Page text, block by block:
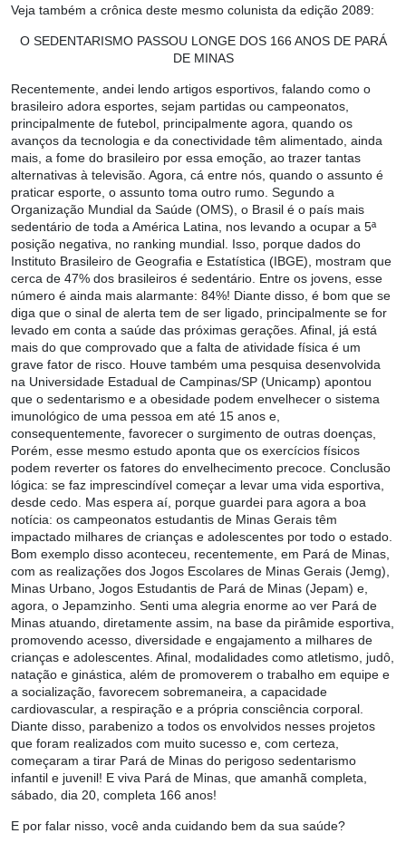
Veja também a crônica deste mesmo colunista da edição 2089:
O SEDENTARISMO PASSOU LONGE DOS 166 ANOS DE PARÁ
DE MINAS
Recentemente, andei lendo artigos esportivos, falando como o
brasileiro adora esportes, sejam partidas ou campeonatos,
principalmente de futebol, principalmente agora, quando os
avanços da tecnologia e da conectividade têm alimentado, ainda
mais, a fome do brasileiro por essa emoção, ao trazer tantas
alternativas à televisão. Agora, cá entre nós, quando o assunto é
praticar esporte, o assunto toma outro rumo. Segundo a
Organização Mundial da Saúde (OMS), o Brasil é o país mais
sedentário de toda a América Latina, nos levando a ocupar a 5ª
posição negativa, no ranking mundial. Isso, porque dados do
Instituto Brasileiro de Geografia e Estatística (IBGE), mostram que
cerca de 47% dos brasileiros é sedentário. Entre os jovens, esse
número é ainda mais alarmante: 84%! Diante disso, é bom que se
diga que o sinal de alerta tem de ser ligado, principalmente se for
levado em conta a saúde das próximas gerações. Afinal, já está
mais do que comprovado que a falta de atividade física é um
grave fator de risco. Houve também uma pesquisa desenvolvida
na Universidade Estadual de Campinas/SP (Unicamp) apontou
que o sedentarismo e a obesidade podem envelhecer o sistema
imunológico de uma pessoa em até 15 anos e,
consequentemente, favorecer o surgimento de outras doenças,
Porém, esse mesmo estudo aponta que os exercícios físicos
podem reverter os fatores do envelhecimento precoce. Conclusão
lógica: se faz imprescindível começar a levar uma vida esportiva,
desde cedo. Mas espera aí, porque guardei para agora a boa
notícia: os campeonatos estudantis de Minas Gerais têm
impactado milhares de crianças e adolescentes por todo o estado.
Bom exemplo disso aconteceu, recentemente, em Pará de Minas,
com as realizações dos Jogos Escolares de Minas Gerais (Jemg),
Minas Urbano, Jogos Estudantis de Pará de Minas (Jepam) e,
agora, o Jepamzinho. Senti uma alegria enorme ao ver Pará de
Minas atuando, diretamente assim, na base da pirâmide esportiva,
promovendo acesso, diversidade e engajamento a milhares de
crianças e adolescentes. Afinal, modalidades como atletismo, judô,
natação e ginástica, além de promoverem o trabalho em equipe e
a socialização, favorecem sobremaneira, a capacidade
cardiovascular, a respiração e a própria consciência corporal.
Diante disso, parabenizo a todos os envolvidos nesses projetos
que foram realizados com muito sucesso e, com certeza,
começaram a tirar Pará de Minas do perigoso sedentarismo
infantil e juvenil! E viva Pará de Minas, que amanhã completa,
sábado, dia 20, completa 166 anos!
E por falar nisso, você anda cuidando bem da sua saúde?